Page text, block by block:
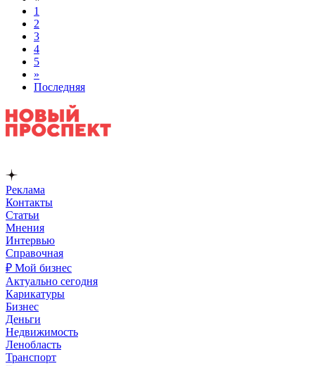
1
2
3
4
5
»
Последняя
Реклама
Контакты
Статьи
Мнения
Интервью
Справочная
₽ Мой бизнес
Актуально сегодня
Карикатуры
Бизнес
Деньги
Недвижимость
Ленобласть
Транспорт